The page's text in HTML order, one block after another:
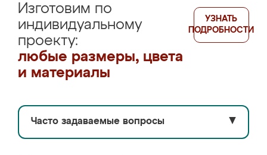
Изготовим по
индивидуальному
проекту:
любые размеры, цвета
и материалы
УЗНАТЬ
ПОДРОБНОСТИ
Часто задаваемые вопросы ▼